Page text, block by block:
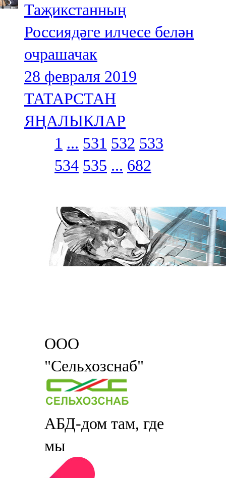
Таҗикстанның
Россиядәге илчесе белән
очрашачак
28 февраля 2019
ТАТАРСТАН
ЯҢАЛЫКЛАР
1 ... 531 532 533
534 535 ... 682
ООО
"Сельхозснаб"
АБД-дом там, где
мы